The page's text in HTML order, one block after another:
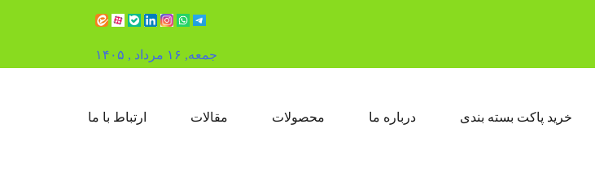
جمعه, ۱۶ مرداد , ۱۴۰۵
خرید پاکت بسته بندی درباره ما محصولات مقالات
ارتباط با ما